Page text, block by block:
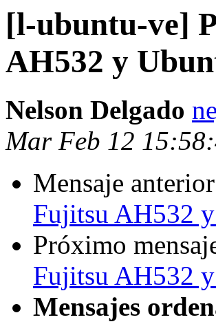
[l-ubuntu-ve]
AH532 y
Nelson Delgado
Mar Feb 12
Mensaje
Fujitsu AH532
Próximo
Fujitsu AH532
Mensajes